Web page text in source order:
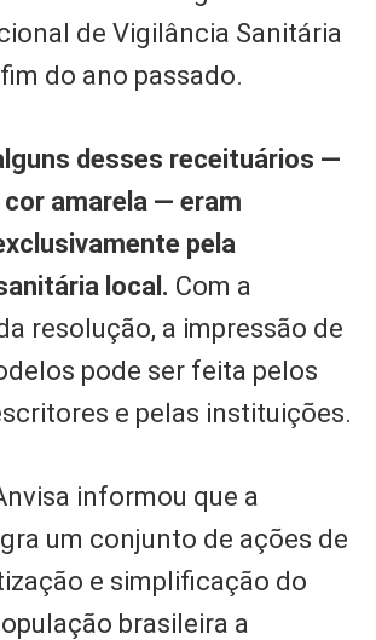
de Vigilância Sanitária
do ano passado.
desses receituários —
amarela — eram
pela
local. Com a
resolução, a impressão de
pode ser feita pelos
e pelas instituições.
informou que a
um conjunto de ações de
e simplificação do
brasileira a